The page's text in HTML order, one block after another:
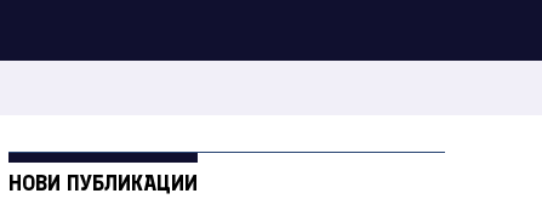
НОВИ ПУБЛИКАЦИИ